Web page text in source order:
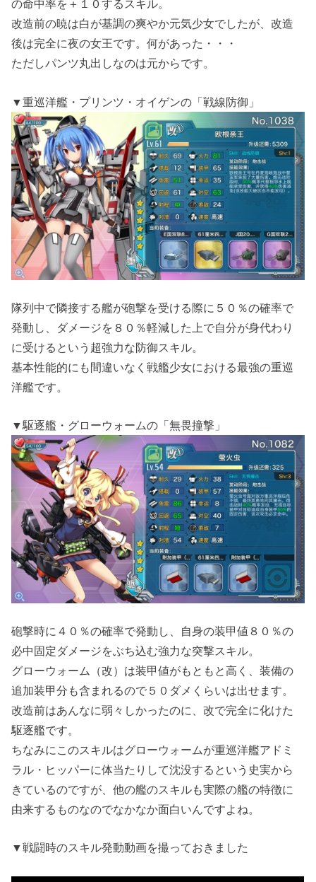
の命中率を＋１０するスキル。
改造前の暁は白が基調の爽やか元気少女でしたが、改造
後は完全に夜の女王です。何があった・・・
ただしパンツ丸出しなのは元からです。
▼重巡洋艦・プリンツ・オイゲンの「戦線防御」
隊列中で隣接する艦が砲撃を受ける際に５０％の確率で
発動し、ダメージを８０％軽減した上で自分が身代わり
に受けるという超強力な防御スキル。
基本性能的にも間違いなく戦艦少女における最強の重巡
洋艦です。
▼駆逐艦・グローウォームの「無畏撞撃」
砲撃時に４０％の確率で発動し、自身の装甲値８０％の
必中固定ダメージをぶち込む強力な突撃スキル。
グローウォーム（改）は装甲値がもともと高く、装備の
追加装甲分も含まれるので５０ダメくらいは出せます。
改造前はあんなに弱々しかったのに、改で完全に化けた
駆逐艦です。
ちなみにこのスキルはグローウォームが重巡洋艦アドミ
ラル・ヒッパーに体当たりして沈没するという史実から
きているのですが、他の艦のスキルも実際の艦の特徴に
由来するものなのでなかなか面白いんですよね。
▼戦闘時のスキル発動動画を撮っておきました